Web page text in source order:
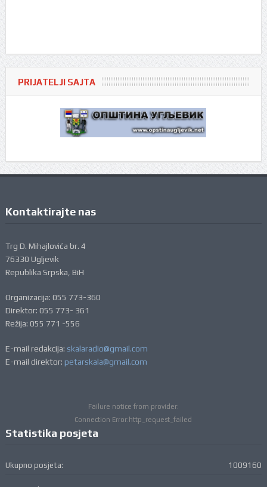
PRIJATELJI SAJTA
Kontaktirajte nas
Trg D. Mihajlovića br. 4
76330 Ugljevik
Republika Srpska, BiH
Organizacija: 055 773-360
Direktor: 055 773- 361
Režija: 055 771 -556
E-mail redakcija: skalaradio@gmail.com
E-mail direktor: petarskala@gmail.com
Failure notice from provider:
Connection Error:http_request_failed
Statistika posjeta
1009160
Ukupno posjeta: